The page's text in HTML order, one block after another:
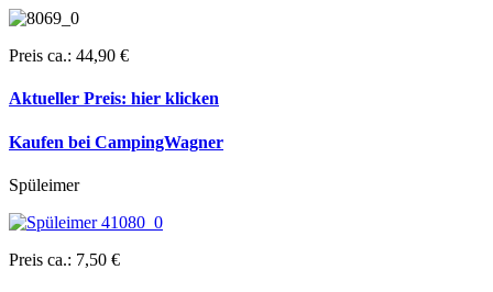
Preis ca.: 44,90 €
Aktueller Preis: hier klicken
Kaufen bei CampingWagner
Spüleimer
Preis ca.: 7,50 €